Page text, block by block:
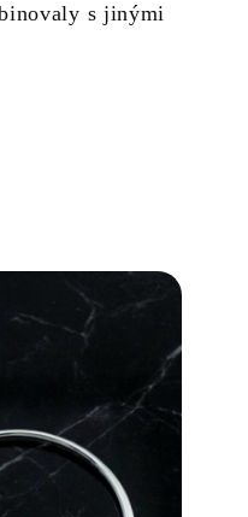
s jinými